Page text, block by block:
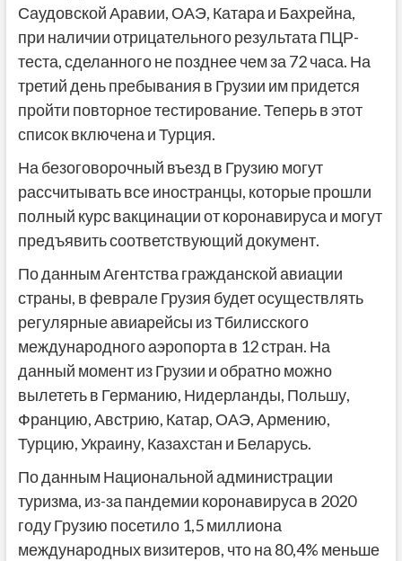
Саудовской Аравии, ОАЭ, Катара и Бахрейна,
при наличии отрицательного результата ПЦР-
теста, сделанного не позднее чем за 72 часа. На
третий день пребывания в Грузии им придется
пройти повторное тестирование. Теперь в этот
список включена и Турция.
На безоговорочный въезд в Грузию могут
рассчитывать все иностранцы, которые прошли
полный курс вакцинации от коронавируса и могут
предъявить соответствующий документ.
По данным Агентства гражданской авиации
страны, в феврале Грузия будет осуществлять
регулярные авиарейсы из Тбилисского
международного аэропорта в 12 стран. На
данный момент из Грузии и обратно можно
вылететь в Германию, Нидерланды, Польшу,
Францию, Австрию, Катар, ОАЭ, Армению,
Турцию, Украину, Казахстан и Беларусь.
По данным Национальной администрации
туризма, из-за пандемии коронавируса в 2020
году Грузию посетило 1,5 миллиона
международных визитеров, что на 80,4% меньше